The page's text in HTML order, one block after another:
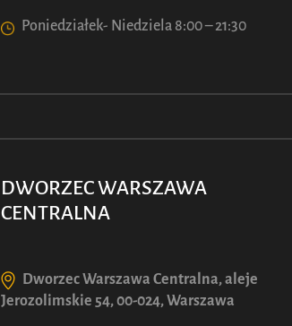
7
Poniedziałek- Niedziela 8:00 – 21:30
DWORZEC WARSZAWA
CENTRALNA
Dworzec Warszawa Centralna, aleje
Jerozolimskie 54, 00-024, Warszawa